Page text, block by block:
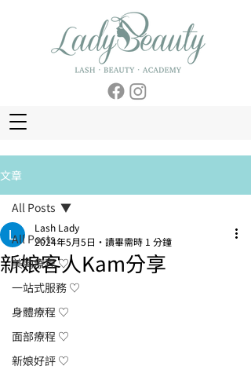
文章
All Posts
美胸療程 ♡
一站式服務 ♡
身體療程 ♡
面部療程 ♡
新娘好評 ♡
All Posts
新娘客人Kam分享
Lash Lady
2024年5月5日
讀畢需時 1 分鐘